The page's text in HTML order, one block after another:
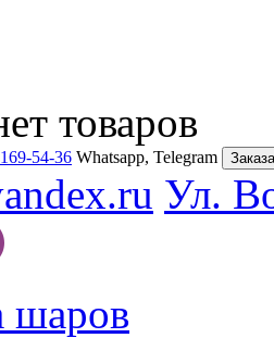
товаров
54-36 Whatsapp, Telegram
Ул.
шаров